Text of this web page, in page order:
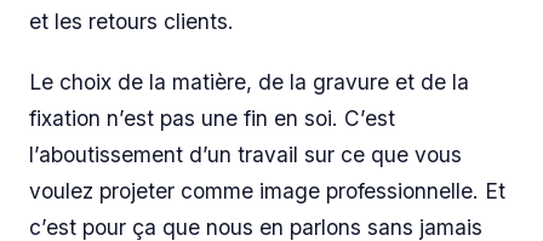
et les retours clients.
Le choix de la matière, de la gravure et de la
fixation n’est pas une fin en soi. C’est
l’aboutissement d’un travail sur ce que vous
voulez projeter comme image professionnelle. Et
c’est pour ça que nous en parlons sans jamais